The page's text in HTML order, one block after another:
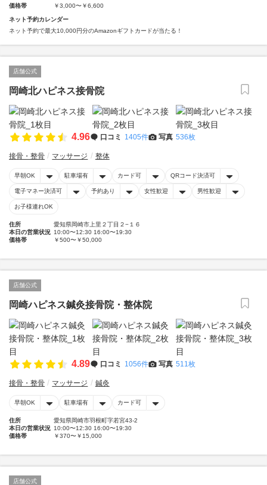
価格帯
￥3,000〜￥6,600
ネット予約カレンダー
ネット予約で最大10,000円分のAmazonギフトカードが当たる！
店舗公式
岡崎北ハピネス接骨院
4.96 口コミ 1405件 写真 536枚
接骨・整骨 マッサージ 整体
早朝OK 駐車場有 カード可 QRコード決済可
電子マネー決済可 予約あり 女性歓迎 男性歓迎
お子様連れOK
住所
愛知県岡崎市上里２丁目２−１６
本日の営業状況 10:00〜12:30 16:00〜19:30
価格帯
￥500〜￥50,000
店舗公式
岡崎ハピネス鍼灸接骨院・整体院
4.89 口コミ 1056件 写真 511枚
接骨・整骨 マッサージ 鍼灸
早朝OK 駐車場有 カード可
住所
愛知県岡崎市羽根町字若宮43-2
本日の営業状況 10:00〜12:30 16:00〜19:30
価格帯
￥370〜￥15,000
店舗公式